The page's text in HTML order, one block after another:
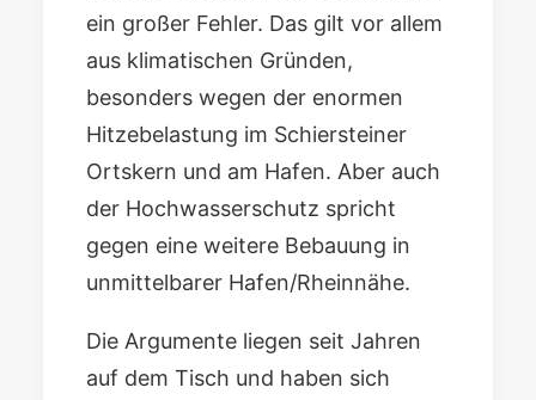
ein großer Fehler. Das gilt vor allem
aus klimatischen Gründen,
besonders wegen der enormen
Hitzebelastung im Schiersteiner
Ortskern und am Hafen. Aber auch
der Hochwasserschutz spricht
gegen eine weitere Bebauung in
unmittelbarer Hafen/Rheinnähe.
Die Argumente liegen seit Jahren
auf dem Tisch und haben sich